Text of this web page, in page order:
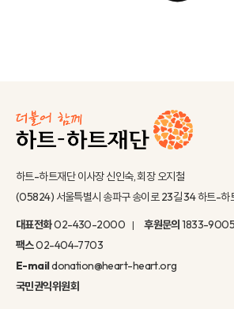
하트-하트재단 이사장 신인숙, 회장 오지철
(05824) 서울특별시 송파구 송이로 23길 34 하트-하
대표전화02-430-2000 후원문의1833-9005
팩스02-404-7703
E-maildonation@heart-heart.org
국민권익위원회